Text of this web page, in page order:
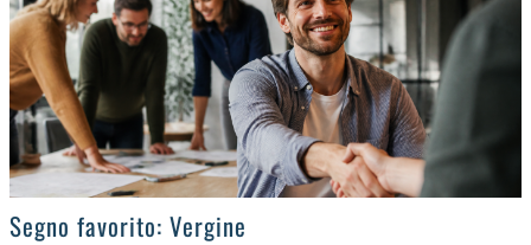
>
Segno favorito: Vergine